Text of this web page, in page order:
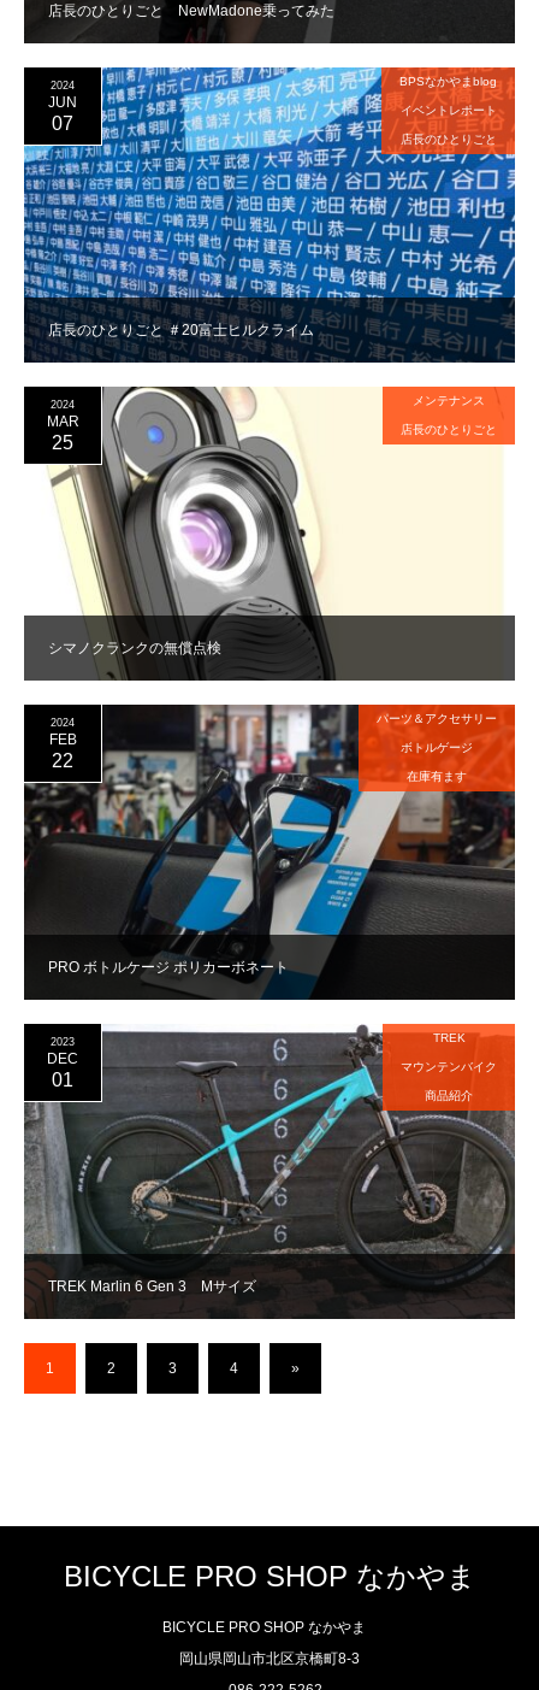
店長のひとりごと NewMadone乗ってみた
店長のひとりごと ＃20富士ヒルクライム
2024
JUN
07
BPSなかやまblog
イベントレポート
店長のひとりごと
シマノクランクの無償点検
2024
MAR
25
メンテナンス
店長のひとりごと
PRO ボトルケージ ポリカーボネート
2024
FEB
22
パーツ＆アクセサリー
ボトルゲージ
在庫有ます
TREK Marlin 6 Gen 3 Mサイズ
2023
DEC
01
TREK
マウンテンバイク
商品紹介
1 2 3 4 »
BICYCLE PRO SHOP なかやま
BICYCLE PRO SHOP なかやま
岡山県岡山市北区京橋町8-3